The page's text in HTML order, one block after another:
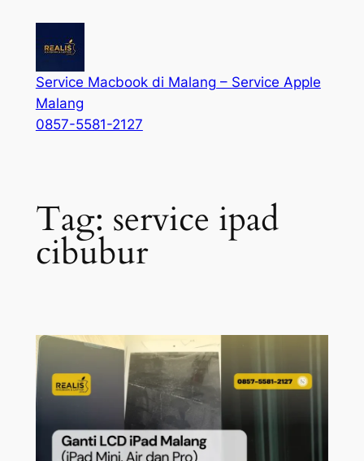
Service Macbook di Malang – Service Apple
Malang
0857-5581-2127
Tag: service ipad
cibubur